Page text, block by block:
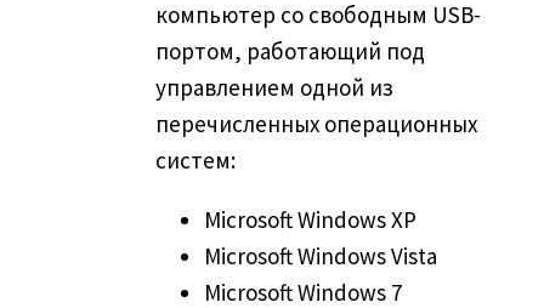
компьютер со свободным USB-
портом, работающий под
управлением одной из
перечисленных операционных
систем:
Microsoft Windows XP
Microsoft Windows Vista
Microsoft Windows 7